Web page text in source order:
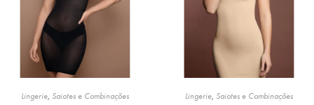
Lingerie, Saiotes e Combinações Lingerie, Saiotes e Combinações